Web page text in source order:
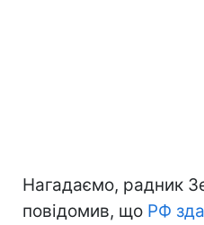
Нагадаємо, радник
повідомив, що РФ